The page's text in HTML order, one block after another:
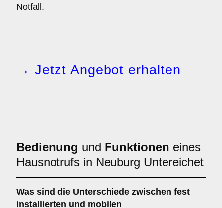
Notfall.
→ Jetzt Angebot erhalten
Bedienung und Funktionen eines
Hausnotrufs in Neuburg Untereichet
Was sind die Unterschiede zwischen fest
installierten und mobilen